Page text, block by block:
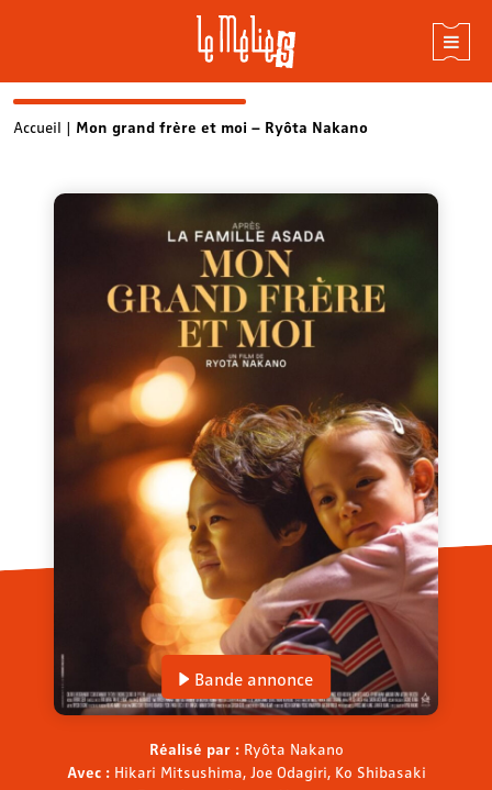
SkipAccueil | Mon grand frère et moi – Ryôta Nakano
Bande annonce
Réalisé par : Ryôta Nakano
Avec : Hikari Mitsushima, Joe Odagiri, Ko Shibasaki